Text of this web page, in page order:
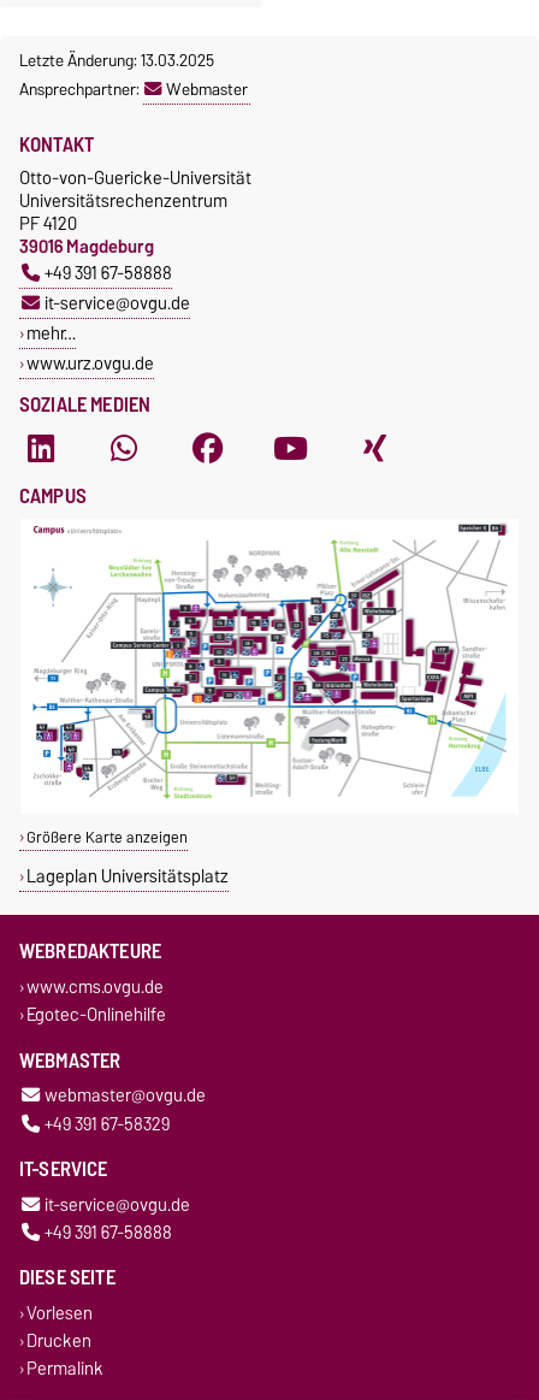
Letzte Änderung: 13.03.2025
Ansprechpartner:
Webmaster
SOZIALE MEDIEN
KONTAKT
Otto-von-Guericke-Universität
Universitätsrechenzentrum
PF 4120
39016 Magdeburg
+49 391 67-58888
it-service@ovgu.de
mehr…
www.urz.ovgu.de
CAMPUS
Größere Karte anzeigen
Lageplan Universitätsplatz
WEBREDAKTEURE
www.cms.ovgu.de
Egotec-Onlinehilfe
WEBMASTER
webmaster@ovgu.de
+49 391 67-58329
IT-SERVICE
it-service@ovgu.de
+49 391 67-58888
DIESE SEITE
Vorlesen
Drucken
Permalink